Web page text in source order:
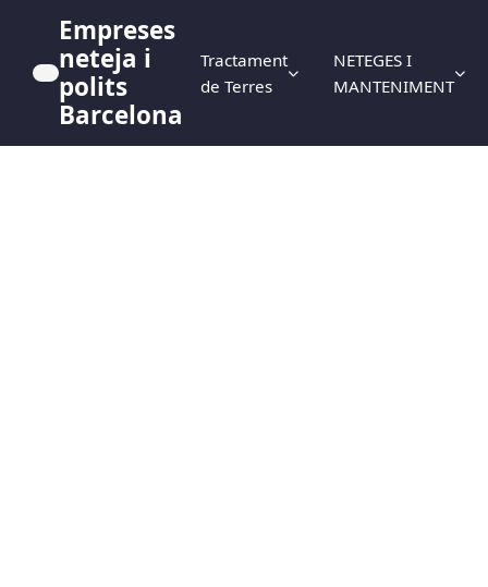
Empreses
neteja i
polits
Barcelona
Tractament
de Terres
NETEGES I
MANTENIMENT